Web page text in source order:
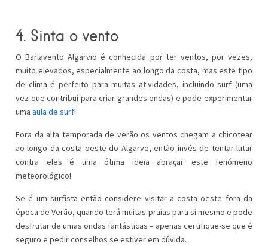
4. Sinta o vento
O Barlavento Algarvio é conhecida por ter ventos, por vezes,
muito elevados, especialmente ao longo da costa, mas este tipo
de clima é perfeito para muitas atividades, incluindo surf (uma
vez que contribui para criar grandes ondas) e pode experimentar
uma aula de surf!
Fora da alta temporada de verão os ventos chegam a chicotear
ao longo da costa oeste do Algarve, então invés de tentar lutar
contra eles é uma ótima ideia abraçar este fenómeno
meteorológico!
Se é um surfista então considere visitar a costa oeste fora da
época de Verão, quando terá muitas praias para si mesmo e pode
desfrutar de umas ondas fantásticas – apenas certifique-se que é
seguro e pedir conselhos se estiver em dúvida.